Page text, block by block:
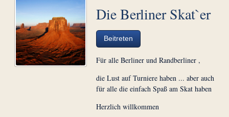
Die Berliner Skat`er
Beitreten
Für alle Berliner und Randberliner ,
die Lust auf Turniere haben ... aber auch
für alle die einfach Spaß am Skat haben
Herzlich willkommen